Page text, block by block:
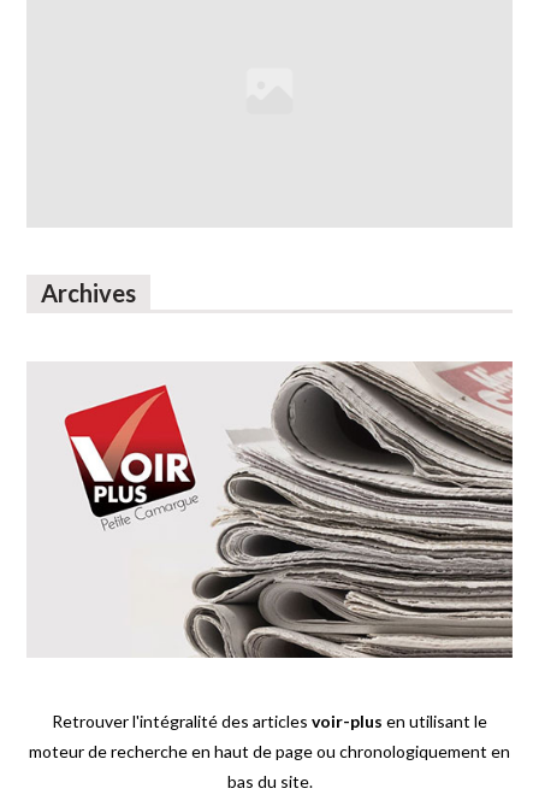
Archives
Retrouver l'intégralité des articles voir-plus en utilisant le
moteur de recherche en haut de page ou chronologiquement en
bas du site.